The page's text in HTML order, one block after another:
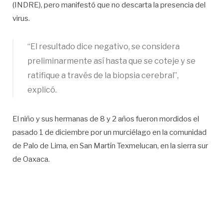
(INDRE), pero manifestó que no descarta la presencia del
virus.
“El resultado dice negativo, se considera
preliminarmente así hasta que se coteje y se
ratifique a través de la biopsia cerebral”,
explicó.
El niño y sus hermanas de 8 y 2 años fueron mordidos el
pasado 1 de diciembre por un murciélago en la comunidad
de Palo de Lima, en San Martín Texmelucan, en la sierra sur
de Oaxaca.